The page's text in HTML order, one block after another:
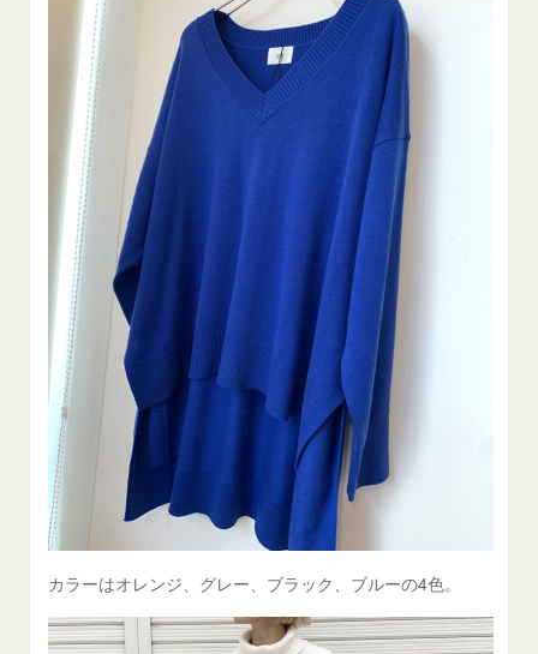
カラーはオレンジ、グレー、ブラック、ブルーの4色。